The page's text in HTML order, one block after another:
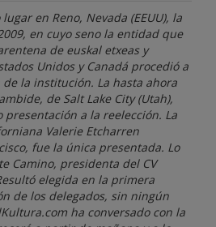
en Reno, Nevada (EEUU), la
en cuyo seno la entidad que
de euskal etxeas y
Unidos y Canadá procedió a
la institución. La hasta ahora
de Salt Lake City (Utah),
a la reelección. La
Valerie Etcharren
fue la única presentada. Lo
Camino, presidenta del CV
elegida en la primera
de los delegados, sin ningún
ha conversado con la